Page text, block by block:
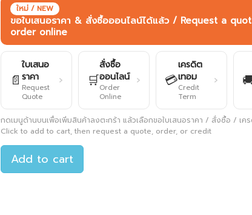
ใหม่ / NEW
ขอใบเสนอราคา & สั่งซื้อออนไลน์ได้แล้ว / Request a
order online
📄
ใบเสนอ
ราคา
Request
Quote
› 🛒
สั่งซื้อ
ออนไลน์
Order
Online
› 💳
เครดิต
เทอม
Credit
Term
›
กดเมนูด้านบนเพื่อเพิ่มสินค้าลงตะกร้า แล้วเลือกขอใบเสนอราคา / สั่งซื้อ / เค
Click to add to cart, then request a quote, order, or credit
Add to cart